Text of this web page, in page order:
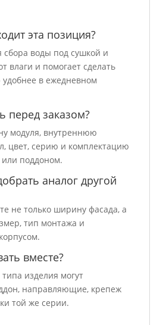
эта позиция?
сбора воды под сушкой и
влаги и помогает сделать
в ежедневном
перед заказом?
модуля, внутреннюю
цвет, серию и комплектацию
поддоном.
аналог другой
не только ширину фасада, а
тип монтажа и
вместе?
изделия могут
направляющие, крепеж
той же серии.